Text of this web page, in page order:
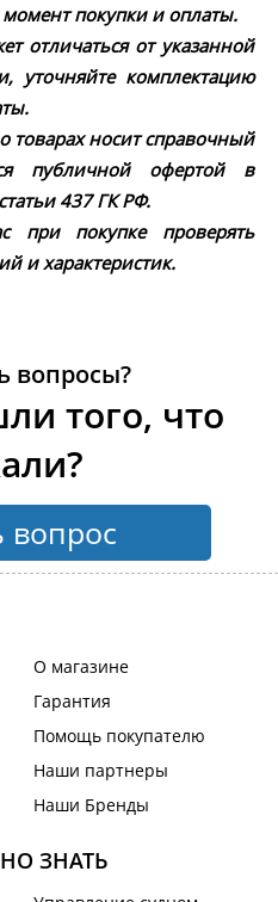
момент покупки и оплаты.
отличаться от указанной
уточняйте комплектацию
товарах носит справочный
публичной офертой в
437 ГК РФ.
при покупке проверять
и характеристик.
вопросы?
того, что
вопрос
О магазине
Гарантия
Помощь покупателю
Наши партнеры
Наши Бренды
ЗНАТЬ